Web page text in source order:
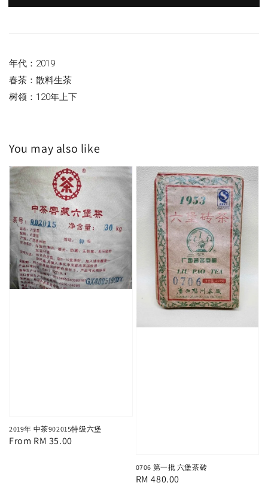
年代：2019
春茶：散料生茶
树领：120年上下
You may also like
2019年 中茶902015特级六堡
Regular
From RM 35.00
0706 第一批 六堡茶砖
Regular
RM 480.00